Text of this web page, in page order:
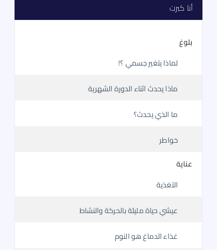
أنا كبرت
بلوغ
لماذا يتغير جسمي ؟!
ماذا يحدث اثناء الدورة الشهرية
ما الذي يحدث؟
خواطر
عناية
التغذية
عيشي حياة مليئة بالحركة والنشاط
غذاء الدماغ هو النوم